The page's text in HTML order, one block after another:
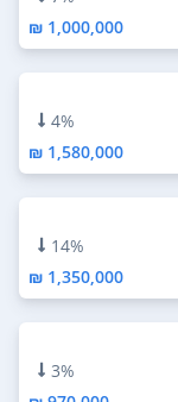
1,000,000 ₪
4%
1,580,000 ₪
14%
1,350,000 ₪
3%